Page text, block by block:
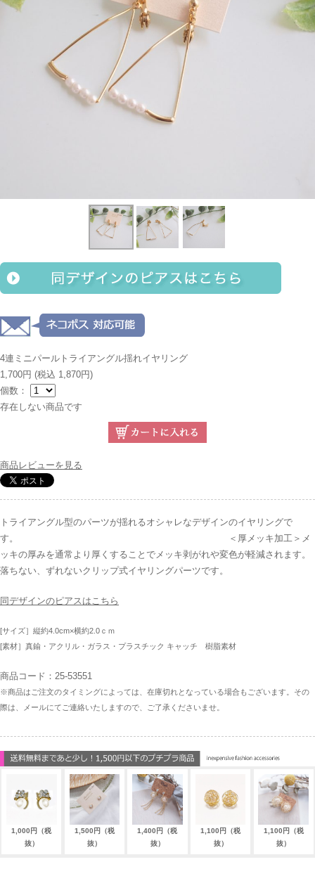
4連ミニパールトライアングル揺れイヤリング
1,700円 (税込 1,870円)
個数：
存在しない商品です
商品レビューを見る
トライアングル型のパーツが揺れるオシャレなデザインのイヤリングで
す。 ＜厚メッキ加工＞メ
ッキの厚みを通常より厚くすることでメッキ剥がれや変色が軽減されます。
落ちない、ずれないクリップ式イヤリングパーツです。
同デザインのピアスはこちら
[サイズ］縦約4.0cm×横約2.0ｃｍ
[素材］真鍮・アクリル・ガラス・プラスチック キャッチ 樹脂素材
商品コード：25-53551
※商品はご注文のタイミングによっては、在庫切れとなっている場合もございます。その
際は、メールにてご連絡いたしますので、ご了承くださいませ。
1,000円（税
抜）
1,500円（税
抜）
1,400円（税
抜）
1,100円（税
抜）
1,100円（税
抜）